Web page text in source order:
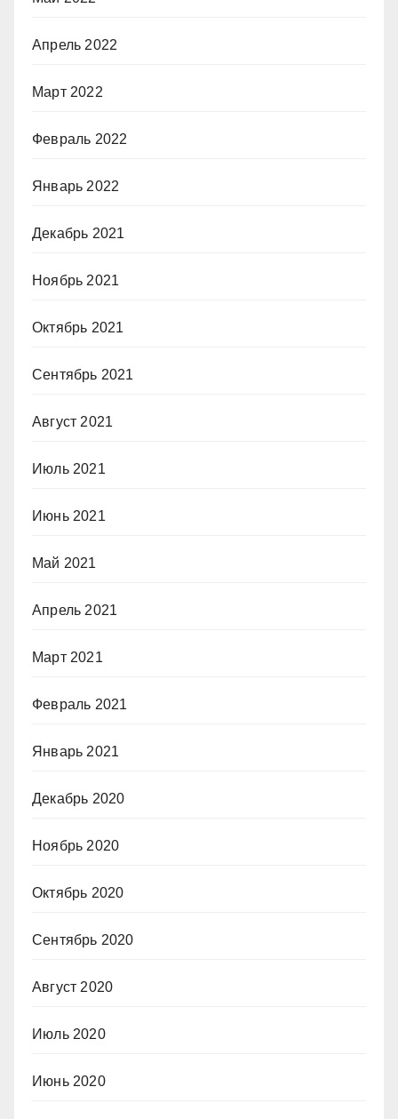
Апрель 2022
Март 2022
Февраль 2022
Январь 2022
Декабрь 2021
Ноябрь 2021
Октябрь 2021
Сентябрь 2021
Август 2021
Июль 2021
Июнь 2021
Май 2021
Апрель 2021
Март 2021
Февраль 2021
Январь 2021
Декабрь 2020
Ноябрь 2020
Октябрь 2020
Сентябрь 2020
Август 2020
Июль 2020
Июнь 2020